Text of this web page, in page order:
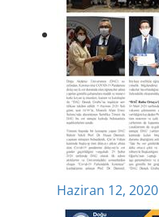
Haziran 12, 2020